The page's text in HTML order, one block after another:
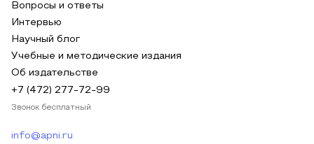
Вопросы и ответы
Интервью
Научный блог
Учебные и методические издания
Об издательстве
+7 (472) 277-72-99
Звонок бесплатный
info@apni.ru